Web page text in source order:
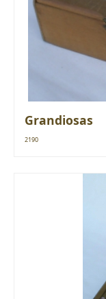
Grandiosas
2190